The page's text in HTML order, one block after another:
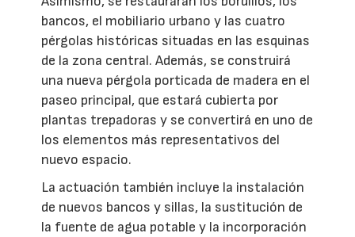
bancos, el mobiliario urbano y las cuatro
pérgolas históricas situadas en las esquinas
de la zona central. Además, se construirá
una nueva pérgola porticada de madera en el
paseo principal, que estará cubierta por
plantas trepadoras y se convertirá en uno de
los elementos más representativos del
nuevo espacio.
La actuación también incluye la instalación
de nuevos bancos y sillas, la sustitución de
la fuente de agua potable y la incorporación